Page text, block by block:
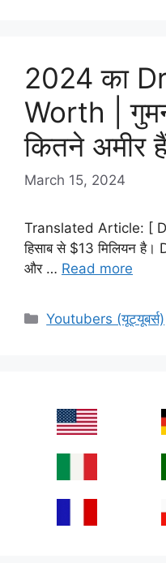
2024 का
Worth |
कितने अमीर
March 15, 2024
Translated Article: [
हिसाब से $13 मिलियन है।
और … Read more
Categories
Youtubers (यूट्यूबर्स)